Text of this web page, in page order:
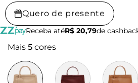
Quero de presente
Receba atéR$ 20,79de
Mais 5 cores